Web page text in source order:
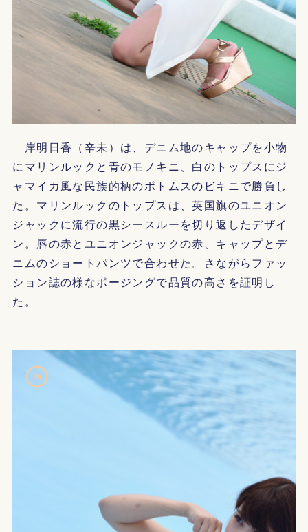
岸明日香（辛未）は、デニム地のキャップを小物
にマリンルックと青のモノキニ、白のトップスにジ
ャマイカ風な民族的柄のボトムスのビキニで勝負し
た。マリンルックのトップスは、英国旗のユニオン
ジャックに流行の黒シースルーを切り返したデザイ
ン。唇の赤とユニオンジャックの赤、キャップとデ
ニムのショートパンツで合わせた。さながらファッ
ション誌の様なポージングで品質の高さを証明し
た。